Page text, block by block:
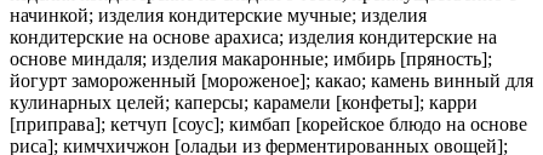
начинкой; изделия кондитерские мучные; изделия
кондитерские на основе арахиса; изделия кондитерские на
основе миндаля; изделия макаронные; имбирь [пряность];
йогурт замороженный [мороженое]; какао; камень винный для
кулинарных целей; каперсы; карамели [конфеты]; карри
[приправа]; кетчуп [соус]; кимбап [корейское блюдо на основе
риса]; кимчхичжон [оладьи из ферментированных овощей];